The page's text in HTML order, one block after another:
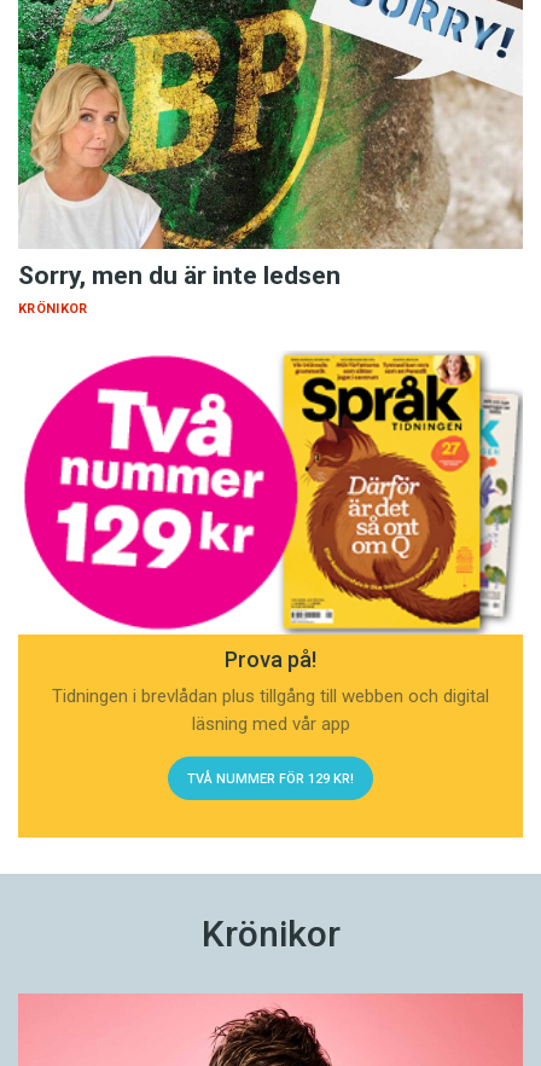
Sorry, men du är inte ledsen
KRÖNIKOR
Prova på!
Tidningen i brevlådan plus tillgång till webben och digital
läsning med vår app
TVÅ NUMMER FÖR 129 KR!
Krönikor